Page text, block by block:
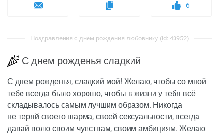
6
Поздравления с днем рождения любовнику (id: 43952)
С днем рожденья сладкий
С днем рожденья, сладкий мой! Желаю, чтобы со мной
тебе всегда было хорошо, чтобы в жизни у тебя всё
складывалось самым лучшим образом. Никогда
не теряй своего шарма, своей сексуальности, всегда
давай волю своим чувствам, своим амбициям. Желаю